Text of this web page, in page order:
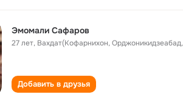
Эмомали Сафаров
27 лет, Вахдат(Кофарнихон,
Добавить в друзья